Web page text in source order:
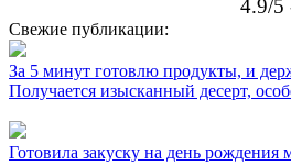
4.9/5
Свежие публикации:
За 5 минут готовлю продукты, и
Получается изысканный десерт,
Готовила закуску на день рождения